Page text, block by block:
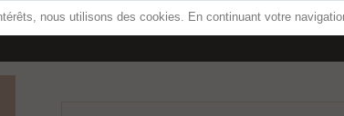
nous utilisons des cookies. En continuant votre